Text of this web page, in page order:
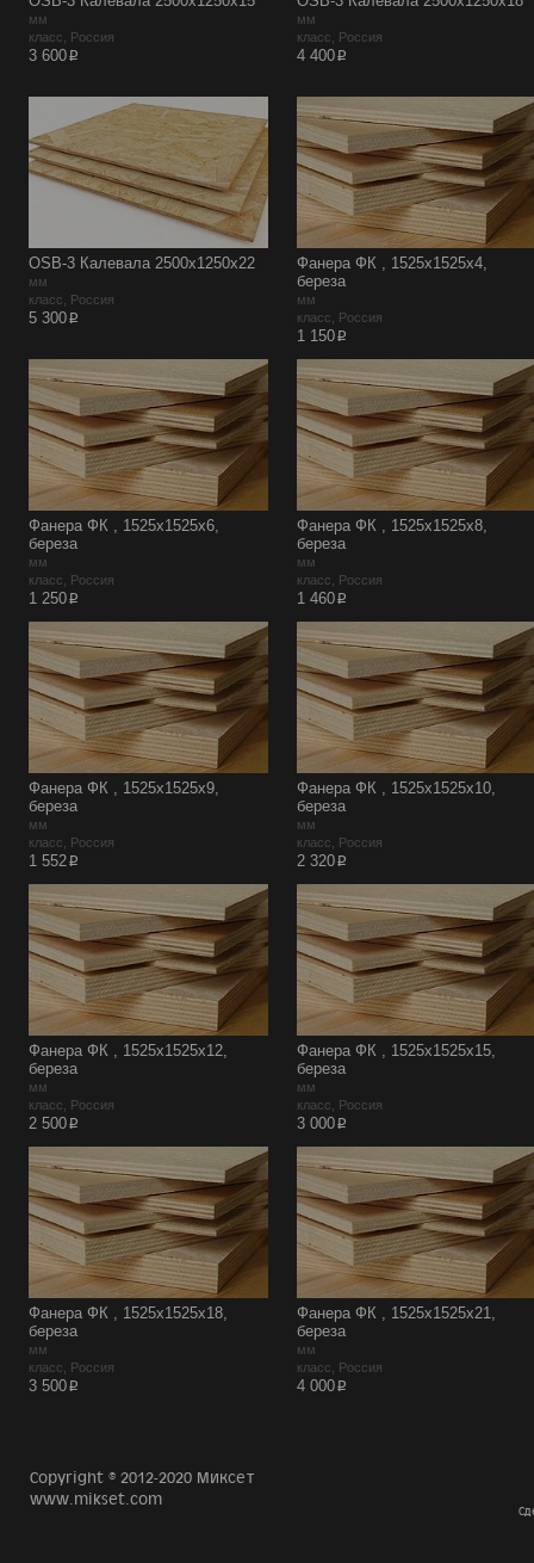
мм
класс, Россия
3 600p
мм
класс, Россия
4 400p
OSB-3 Калевала 2500х1250х22
мм
класс, Россия
5 300p
Фанера ФК , 1525х1525х4,
береза
мм
класс, Россия
1 150p
Фанера ФК , 1525х1525х6,
береза
мм
класс, Россия
1 250p
Фанера ФК , 1525х1525х8,
береза
мм
класс, Россия
1 460p
Фанера ФК , 1525х1525х9,
береза
мм
класс, Россия
1 552p
Фанера ФК , 1525х1525х10,
береза
мм
класс, Россия
2 320p
Фанера ФК , 1525х1525х12,
береза
мм
класс, Россия
2 500p
Фанера ФК , 1525х1525х15,
береза
мм
класс, Россия
3 000p
Фанера ФК , 1525х1525х18,
береза
мм
класс, Россия
3 500p
Фанера ФК , 1525х1525х21,
береза
мм
класс, Россия
4 000p
Copyright © 2012-2020 Миксет
www.mikset.com